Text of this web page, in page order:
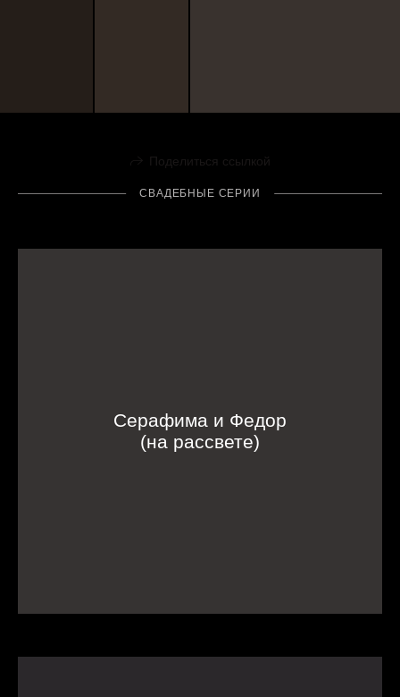
Поделиться ссылкой
СВАДЕБНЫЕ СЕРИИ
Серафима и Федор
(на рассвете)